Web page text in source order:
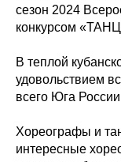
сезон 2024
конкурсом
В теплой
удовольствием
всего Юга
Хореографы и
интересные